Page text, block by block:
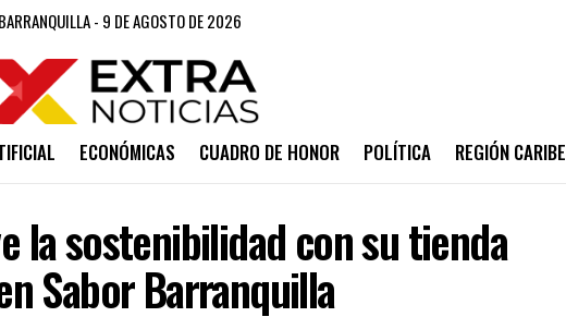
BARRANQUILLA - 9 DE AGOSTO DE 2026
ECONÓMICAS CUADRO DE HONOR POLÍTICA REGIÓN CARIBE
la sostenibilidad con su tienda
Sabor Barranquilla